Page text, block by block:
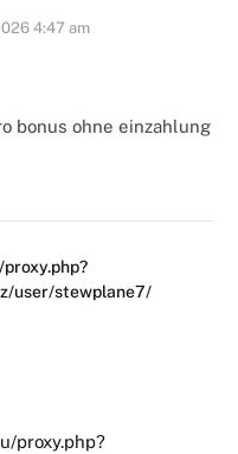
4:47 am
bonus ohne einzahlung
user/stewplane7/
proxy.php?